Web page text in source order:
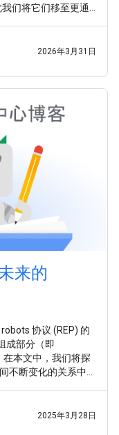
们将它们移至更通
2026年3月31日
来的
协议 (REP) 的
成部分（即
在本文中，我们将探
不断变化的关系中发
2025年3月28日